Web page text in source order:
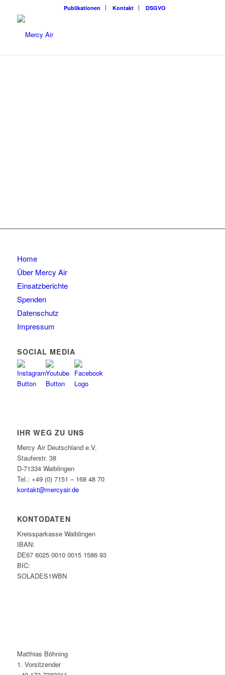
Publikationen Kontakt DSGVO
Home
Über Mercy Air
Einsatzberichte
Spenden
Datenschutz
Impressum
SOCIAL MEDIA
IHR WEG ZU UNS
Mercy Air Deutschland e.V.
Stauferstr. 38
D-71334 Waiblingen
Tel.: +49 (0) 7151 – 168 48 70
kontakt@mercyair.de
KONTODATEN
Kreissparkasse Waiblingen
IBAN:
DE67 6025 0010 0015 1586 93
BIC:
SOLADES1WBN
Matthias Böhning
1. Vorsitzender